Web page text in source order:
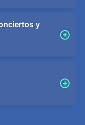
y